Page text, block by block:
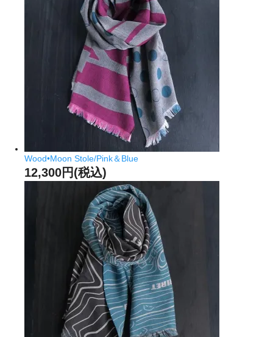
Wood•Moon Stole/Pink＆Blue
12,300円(税込)